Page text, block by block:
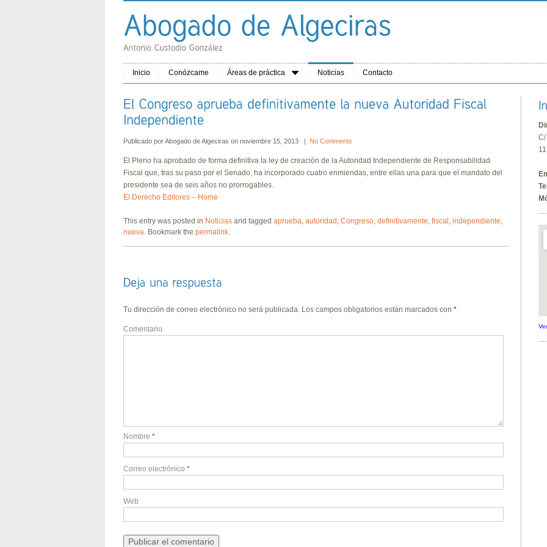
Inicio Conózcame Áreas de práctica Noticias Contacto
Publicado porAbogado de Algeciras on noviembre 15, 2013 | No Comments
El Pleno ha aprobado de forma definitiva la ley de creación de la Autoridad Independiente de Responsabilidad
Fiscal que, tras su paso por el Senado, ha incorporado cuatro enmiendas, entre ellas una para que el mandato del
presidente sea de seis años no prorrogables.
El Derecho Editores – Home
This entry was posted in Noticias and tagged aprueba, autoridad , Congreso, definitivamente, fiscal , independiente,
nueva. Bookmark the permalink.
Tu dirección de correo electrónico no será publicada. Los campos obligatorios están marcados con *
Comentario
Nombre *
Correo electrónico *
Web
C/